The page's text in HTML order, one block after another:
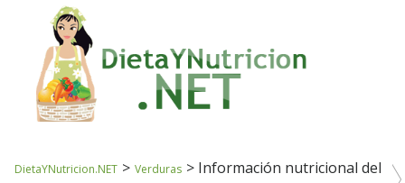
DietaYNutricion.NET > Verduras > Información nutricional del